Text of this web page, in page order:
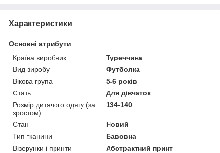
Характеристики
Основні атрибути
Країна виробник
Туреччина
Вид виробу
Футболка
Вікова група
5-6 років
Стать
Для дівчаток
Розмір дитячого одягу (за
зростом)
134-140
Стан
Новий
Тип тканини
Бавовна
Візерунки і принти
Абстрактний принт